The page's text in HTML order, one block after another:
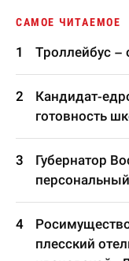
САМОЕ ЧИТАЕМОЕ
Троллейбус –
Кандидат-
готовность
Губернатор
плесский